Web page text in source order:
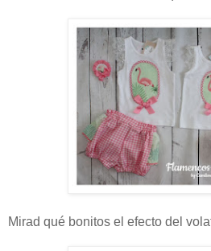
Mirad qué bonitos el efecto del